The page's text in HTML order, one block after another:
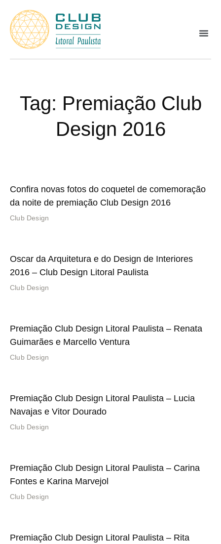
Tag: Premiação Club
Design 2016
Confira novas fotos do coquetel de comemoração
da noite de premiação Club Design 2016
Club Design
Oscar da Arquitetura e do Design de Interiores
2016 – Club Design Litoral Paulista
Club Design
Premiação Club Design Litoral Paulista – Renata
Guimarães e Marcello Ventura
Club Design
Premiação Club Design Litoral Paulista – Lucia
Navajas e Vitor Dourado
Club Design
Premiação Club Design Litoral Paulista – Carina
Fontes e Karina Marvejol
Club Design
Premiação Club Design Litoral Paulista – Rita